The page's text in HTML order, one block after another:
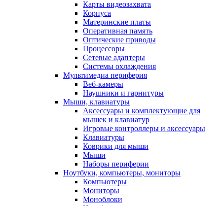
Карты видеозахвата
Корпуса
Материнские платы
Оперативная память
Оптические приводы
Процессоры
Сетевые адаптеры
Системы охлаждения
Мультимедиа периферия
Веб-камеры
Наушники и гарнитуры
Мыши, клавиатуры
Аксессуары и комплектующие для
мышек и клавиатур
Игровые контроллеры и аксессуары
Клавиатуры
Коврики для мыши
Мыши
Наборы периферии
Ноутбуки, компьютеры, мониторы
Компьютеры
Мониторы
Моноблоки